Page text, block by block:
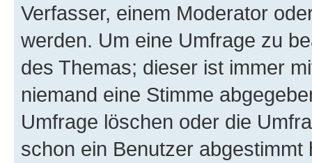
Verfasser, einem Moderator
werden. Um eine Umfrage zu
des Themas; dieser ist immer
niemand eine Stimme
Umfrage löschen oder die
schon ein Benutzer